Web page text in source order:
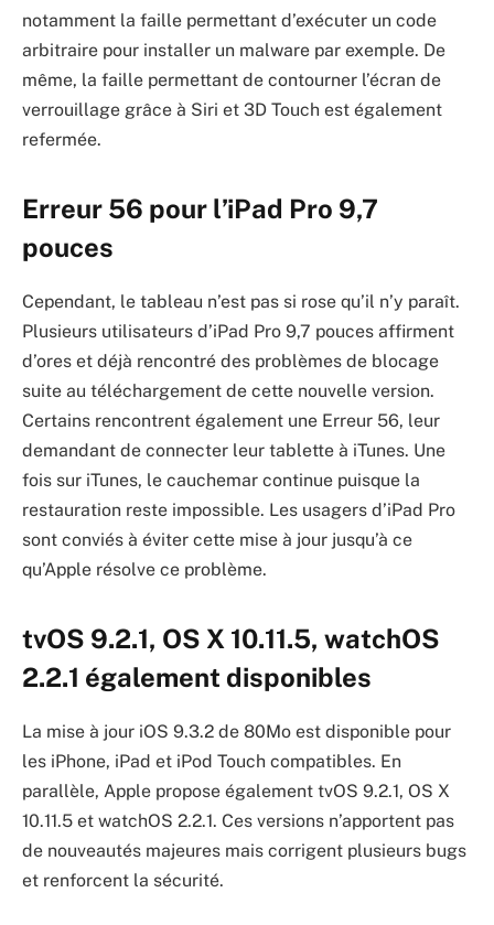
notamment la faille permettant d’exécuter un code
arbitraire pour installer un malware par exemple. De
même, la faille permettant de contourner l’écran de
verrouillage grâce à Siri et 3D Touch est également
refermée.
Erreur 56 pour l’iPad Pro 9,7
pouces
Cependant, le tableau n’est pas si rose qu’il n’y paraît.
Plusieurs utilisateurs d’iPad Pro 9,7 pouces affirment
d’ores et déjà rencontré des problèmes de blocage
suite au téléchargement de cette nouvelle version.
Certains rencontrent également une Erreur 56, leur
demandant de connecter leur tablette à iTunes. Une
fois sur iTunes, le cauchemar continue puisque la
restauration reste impossible. Les usagers d’iPad Pro
sont conviés à éviter cette mise à jour jusqu’à ce
qu’Apple résolve ce problème.
tvOS 9.2.1, OS X 10.11.5, watchOS
2.2.1 également disponibles
La mise à jour iOS 9.3.2 de 80Mo est disponible pour
les iPhone, iPad et iPod Touch compatibles. En
parallèle, Apple propose également tvOS 9.2.1, OS X
10.11.5 et watchOS 2.2.1. Ces versions n’apportent pas
de nouveautés majeures mais corrigent plusieurs bugs
et renforcent la sécurité.